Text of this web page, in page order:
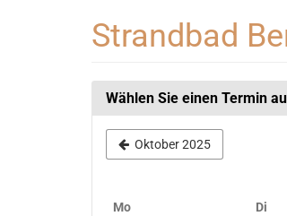
Strandbad
Wählen Sie einen Termin
Oktober 2025
MoMontag Di